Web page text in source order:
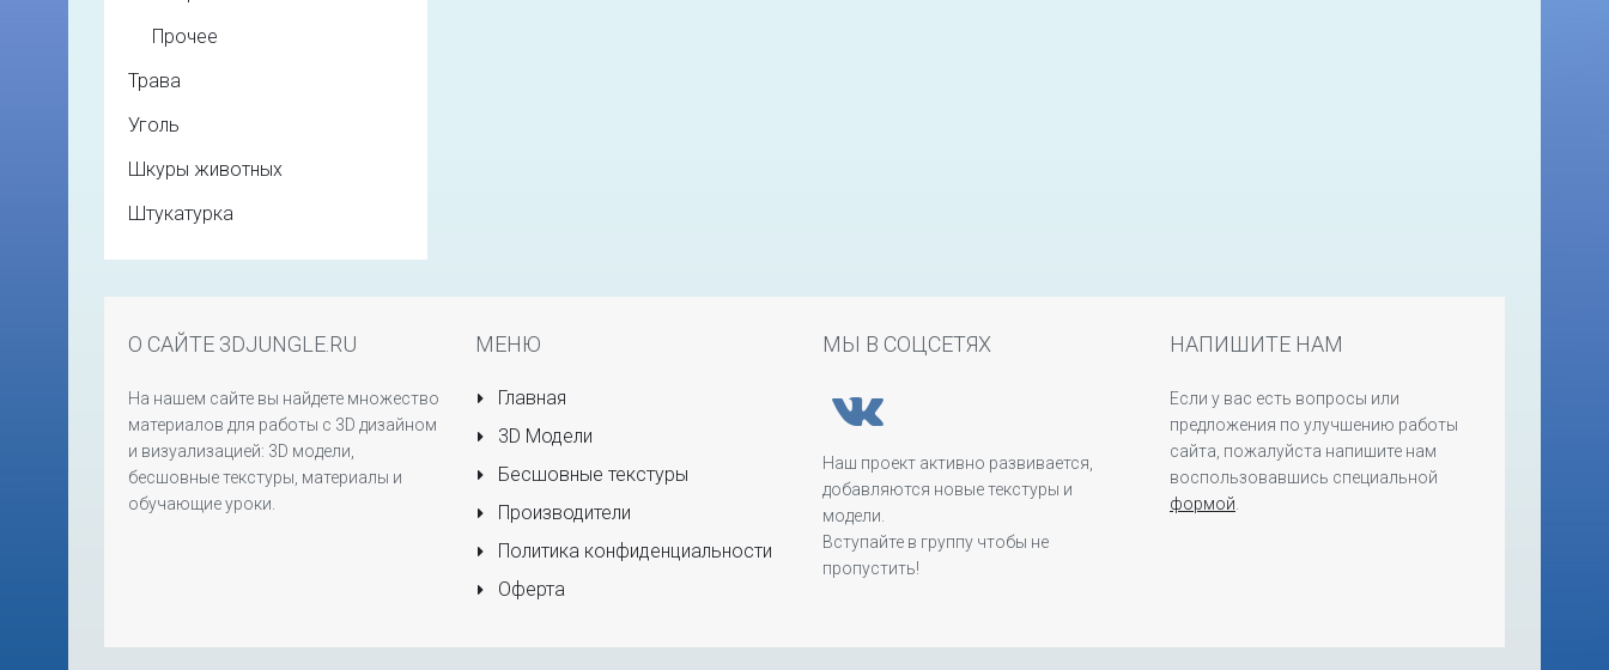
Прочее
Трава
Уголь
Шкуры животных
Штукатурка
О САЙТЕ 3DJUNGLE.RU
На нашем сайте вы найдете множество
материалов для работы с 3D дизайном
и визуализацией: 3D модели,
бесшовные текстуры, материалы и
обучающие уроки.
МЕНЮ
Главная
3D Модели
Бесшовные текстуры
Производители
Политика конфиденциальности
Оферта
МЫ В СОЦСЕТЯХ
Наш проект активно развивается,
добавляются новые текстуры и
модели.
Вступайте в группу чтобы не
пропустить!
НАПИШИТЕ НАМ
Если у вас есть вопросы или
предложения по улучшению работы
сайта, пожалуйста напишите нам
воспользовавшись специальной
формой